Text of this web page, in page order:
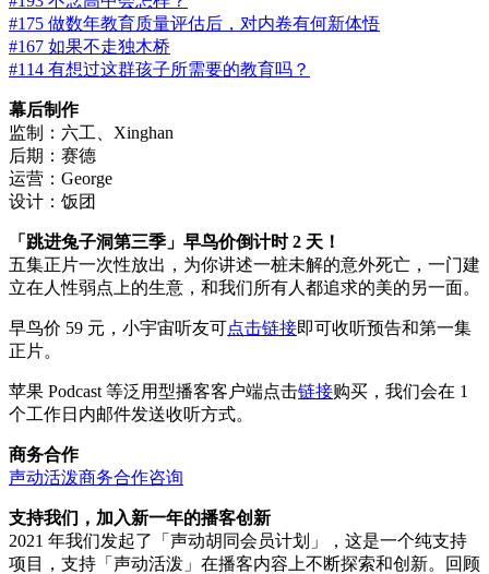
#175 做数年教育质量评估后，对内卷有何新体悟
#167 如果不走独木桥
#114 有想过这群孩子所需要的教育吗？
幕后制作
监制：六工、Xinghan
后期：赛德
运营：George
设计：饭团
「跳进兔子洞第三季」早鸟价倒计时 2 天！
五集正片一次性放出，为你讲述一桩未解的意外死亡，一门建
立在人性弱点上的生意，和我们所有人都追求的美的另一面。
早鸟价 59 元，小宇宙听友可点击链接即可收听预告和第一集
正片。
苹果 Podcast 等泛用型播客客户端点击链接购买，我们会在 1
个工作日内邮件发送收听方式。
商务合作
声动活泼商务合作咨询
支持我们，加入新一年的播客创新
2021 年我们发起了「声动胡同会员计划」，这是一个纯支持
项目，支持「声动活泼」在播客内容上不断探索和创新。回顾